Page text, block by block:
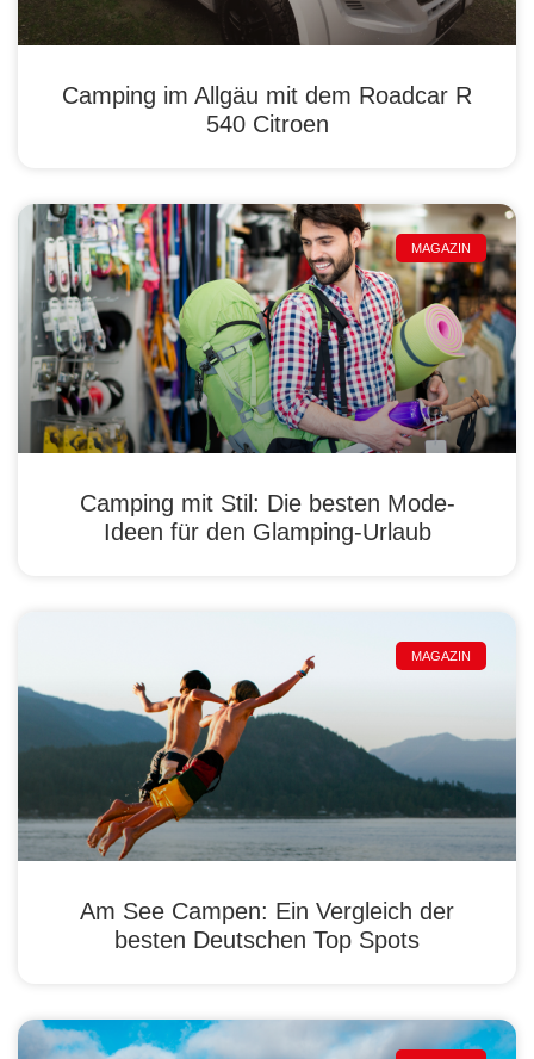
Camping im Allgäu mit dem Roadcar R
540 Citroen
MAGAZIN
Camping mit Stil: Die besten Mode-
Ideen für den Glamping-Urlaub
MAGAZIN
Am See Campen: Ein Vergleich der
besten Deutschen Top Spots